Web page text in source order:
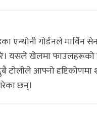
एन्थोनी गोर्डनले मार्विन
यसले खेलमा फाउलहरूको
टोलीले आफ्नो दृष्टिकोणमा
छन्।